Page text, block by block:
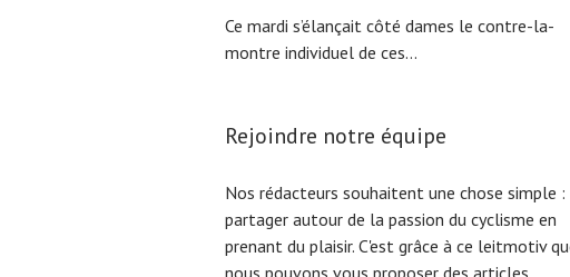
Ce mardi s’élançait côté dames le contre-la-
montre individuel de ces...
Rejoindre notre équipe
Nos rédacteurs souhaitent une chose simple :
partager autour de la passion du cyclisme en
prenant du plaisir. C'est grâce à ce leitmotiv
nous pouvons vous proposer des articles